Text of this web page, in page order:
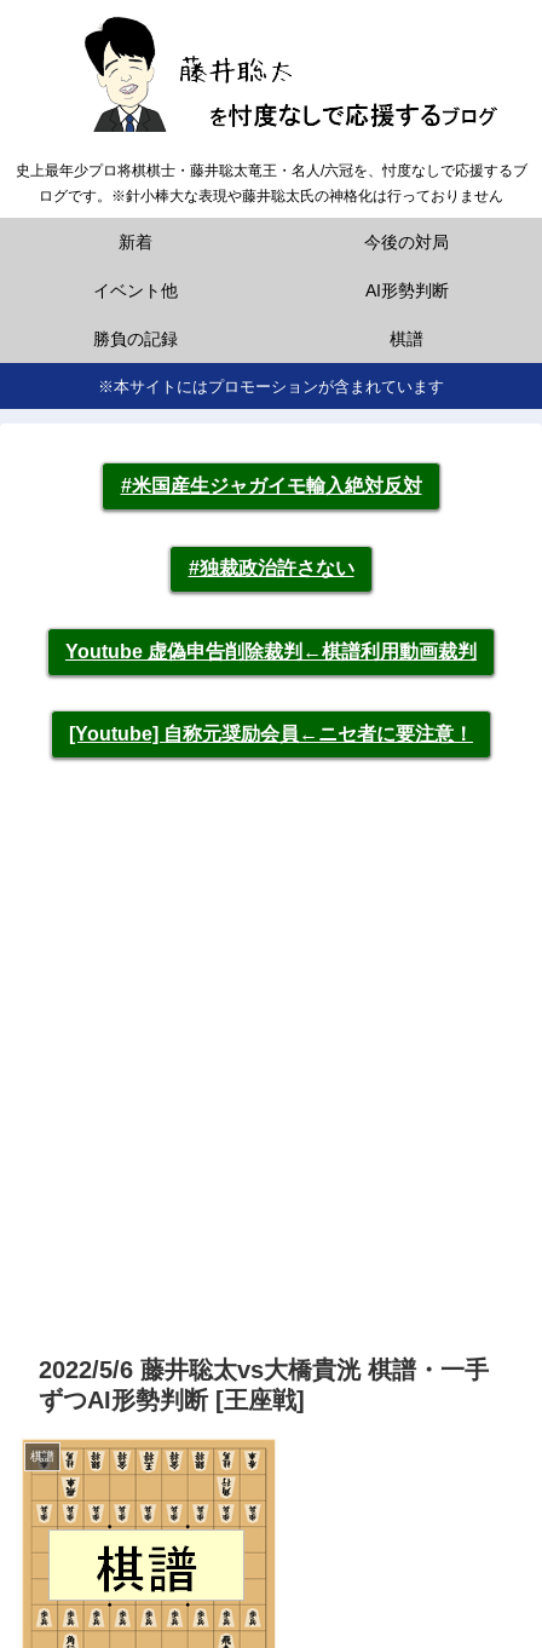
史上最年少プロ将棋棋士・藤井聡太竜王・名人/六冠を、忖度なしで応援するブ
ログです。※針小棒大な表現や藤井聡太氏の神格化は行っておりません
新着 今後の対局
イベント他 AI形勢判断
勝負の記録 棋譜
※本サイトにはプロモーションが含まれています
#米国産生ジャガイモ輸入絶対反対
#独裁政治許さない
Youtube 虚偽申告削除裁判←棋譜利用動画裁判
[Youtube] 自称元奨励会員←ニセ者に要注意！
2022/5/6 藤井聡太vs大橋貴洸 棋譜・一手
ずつAI形勢判断 [王座戦]
棋譜